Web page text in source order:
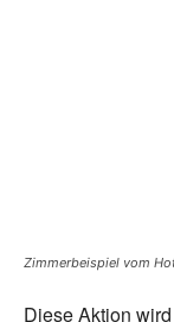
Zimmerbeispiel vom
Diese Aktion